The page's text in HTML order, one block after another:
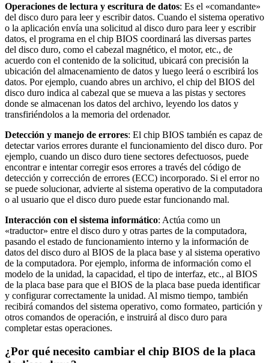
Operaciones de lectura y escritura de datos: Es el «comandante»
del disco duro para leer y escribir datos. Cuando el sistema operativo
o la aplicación envía una solicitud al disco duro para leer y escribir
datos, el programa en el chip BIOS coordinará las diversas partes
del disco duro, como el cabezal magnético, el motor, etc., de
acuerdo con el contenido de la solicitud, ubicará con precisión la
ubicación del almacenamiento de datos y luego leerá o escribirá los
datos. Por ejemplo, cuando abres un archivo, el chip del BIOS del
disco duro indica al cabezal que se mueva a las pistas y sectores
donde se almacenan los datos del archivo, leyendo los datos y
transfiriéndolos a la memoria del ordenador.
Detección y manejo de errores: El chip BIOS también es capaz de
detectar varios errores durante el funcionamiento del disco duro. Por
ejemplo, cuando un disco duro tiene sectores defectuosos, puede
encontrar e intentar corregir esos errores a través del código de
detección y corrección de errores (ECC) incorporado. Si el error no
se puede solucionar, advierte al sistema operativo de la computadora
o al usuario que el disco duro puede estar funcionando mal.
Interacción con el sistema informático: Actúa como un
«traductor» entre el disco duro y otras partes de la computadora,
pasando el estado de funcionamiento interno y la información de
datos del disco duro al BIOS de la placa base y al sistema operativo
de la computadora. Por ejemplo, informa de información como el
modelo de la unidad, la capacidad, el tipo de interfaz, etc., al BIOS
de la placa base para que el BIOS de la placa base pueda identificar
y configurar correctamente la unidad. Al mismo tiempo, también
recibirá comandos del sistema operativo, como formateo, partición y
otros comandos de operación, e instruirá al disco duro para
completar estas operaciones.
¿Por qué necesito cambiar el chip BIOS de la placa